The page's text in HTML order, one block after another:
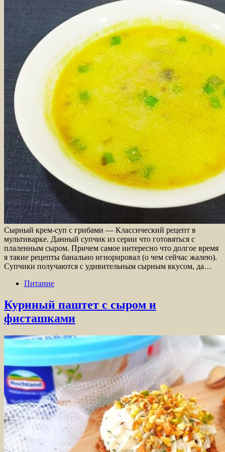
Сырный крем-суп с грибами — Классический рецепт в
мультиварке. Данный супчик из серии что готовяться с
плаленным сыром. Причем самое интересно что долгое время
я такие рецепты банально игнорировал (о чем сейчас жалею).
Супчики получаются с удивительным сырным вкусом, да…
Питание
Куриный паштет с сыром и
фисташками